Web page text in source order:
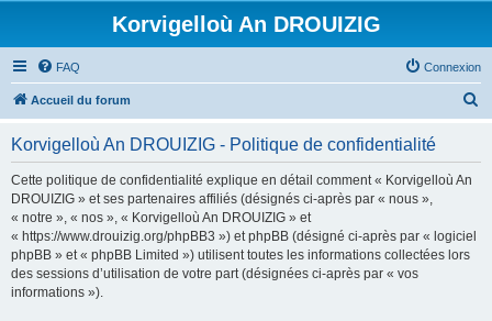
Korvigelloù An DROUIZIG
FAQ Connexion
Accueil du forum
Korvigelloù An DROUIZIG - Politique de confidentialité
Cette politique de confidentialité explique en détail comment « Korvigelloù An
DROUIZIG » et ses partenaires affiliés (désignés ci-après par « nous »,
« notre », « nos », « Korvigelloù An DROUIZIG » et
« https://www.drouizig.org/phpBB3 ») et phpBB (désigné ci-après par « logiciel
phpBB » et « phpBB Limited ») utilisent toutes les informations collectées lors
des sessions d’utilisation de votre part (désignées ci-après par « vos
informations »).